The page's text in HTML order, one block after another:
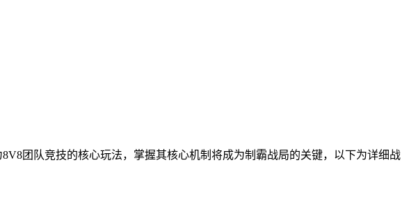
团队竞技的核心玩法，掌握其核心机制将成为制霸战局的关键，以下为详细战